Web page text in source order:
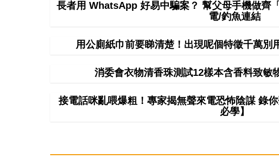
長者用 WhatsApp 好易中騙案？ 幫父母手機做齊
電/釣魚連結
用公廁紙巾前要睇清楚！出現呢個特徵千萬
消委會衣物清香珠測試12樣本含香料致敏
接電話咪亂喂爆粗！專家揭無聲來電恐怖陰謀 錄
必學】